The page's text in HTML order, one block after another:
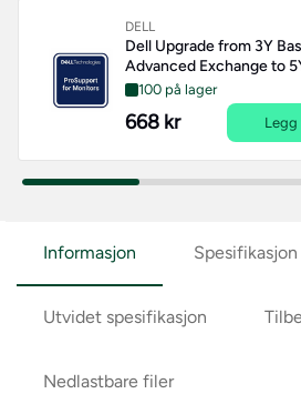
DELL
Dell Upgrade from 3Y
Advanced Exchange to
ProSupport Advanced
100 på lager
668 kr Legg
Informasjon Spesifikasjon
Utvidet spesifikasjon
Nedlastbare filer